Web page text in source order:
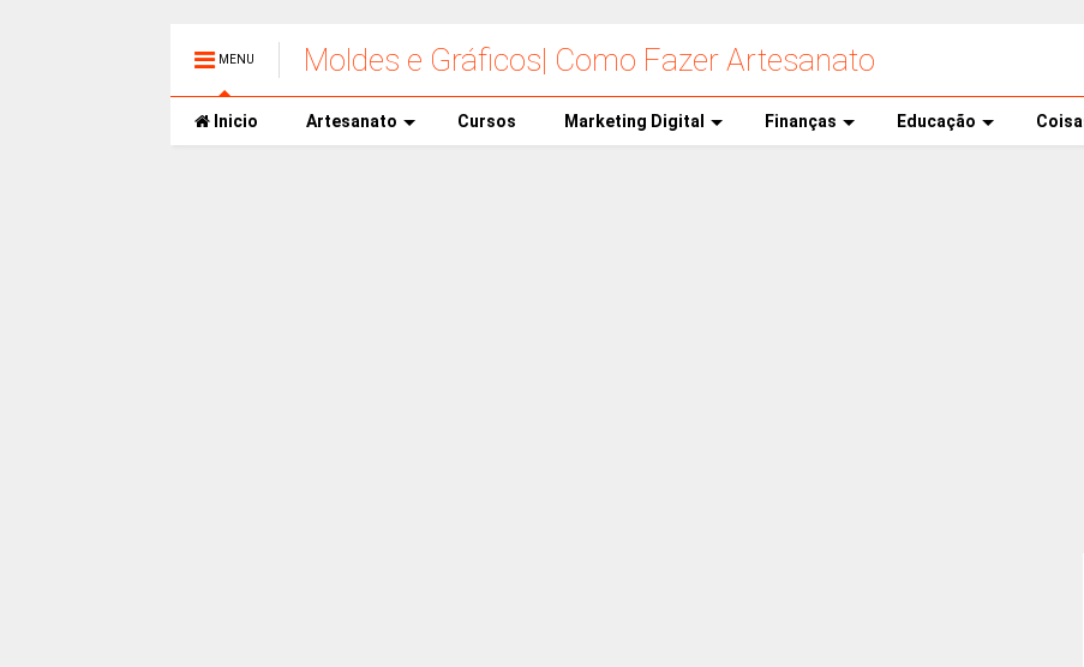
MENU Moldes e Gráficos| Como Fazer Artesanato
Inicio Artesanato Cursos Marketing Digital Finanças Educação